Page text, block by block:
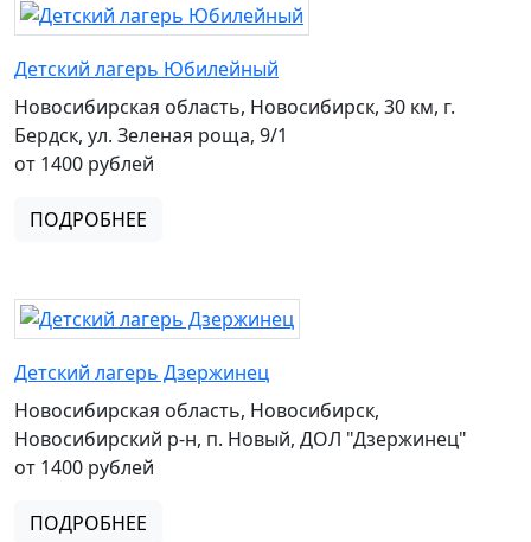
Детский лагерь Юбилейный
Новосибирская область, Новосибирск, 30 км, г.
Бердск, ул. Зеленая роща, 9/1
от 1400 рублей
ПОДРОБНЕЕ
Детский лагерь Дзержинец
Новосибирская область, Новосибирск,
Новосибирский р-н, п. Новый, ДОЛ "Дзержинец"
от 1400 рублей
ПОДРОБНЕЕ